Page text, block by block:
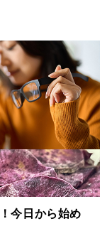
今日から始め